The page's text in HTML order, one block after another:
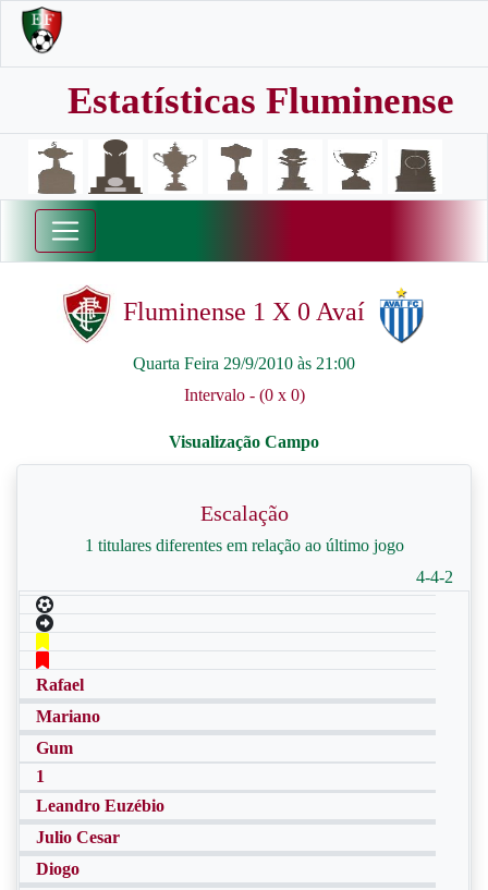
Estatísticas Fluminense
Fluminense 1 X 0 Avaí
Quarta Feira 29/9/2010 às 21:00
Intervalo - (0 x 0)
Escalação
1 titulares diferentes em relação ao último jogo
4-4-2
Rafael
Mariano
Gum
1
Leandro Euzébio
Julio Cesar
Diogo